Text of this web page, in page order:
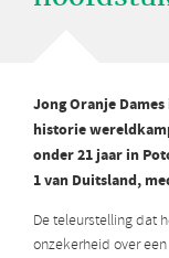
Jong Oranje
historie
onder 21 jaar in
1 van Duitsland,
De teleurstelling dat
onzekerheid over